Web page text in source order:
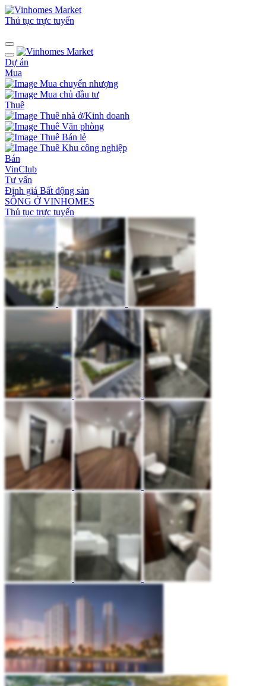
Thủ tục trực tuyến
Dự án
Mua
Mua chuyển nhượng
Mua chủ đầu tư
Thuê
Thuê nhà ở/Kinh doanh
Thuê Văn phòng
Thuê Bán lẻ
Thuê Khu công nghiệp
Bán
VinClub
Tư vấn
Định giá Bất động sản
SỐNG Ở VINHOMES
Thủ tục trực tuyến